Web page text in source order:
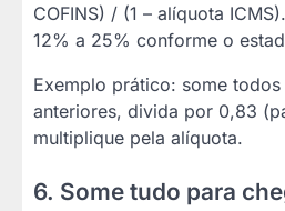
COFINS) / (1 – alíquota
12% a 25% conforme o
Exemplo prático: some
anteriores, divida por 0,83
multiplique pela alíquota.
6. Some tudo para